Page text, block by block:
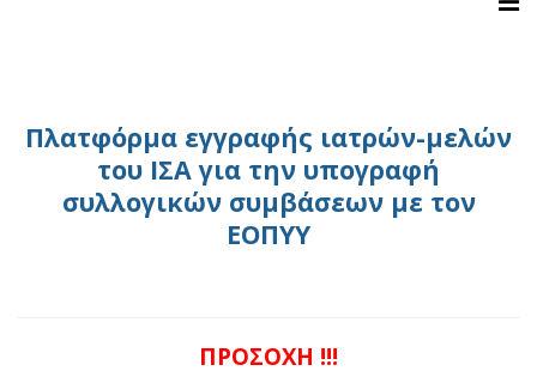
Πλατφόρμα εγγραφής ιατρών-μελών
του ΙΣΑ για την υπογραφή
συλλογικών συμβάσεων με τον
ΕΟΠΥΥ
ΠΡΟΣΟΧΗ !!!